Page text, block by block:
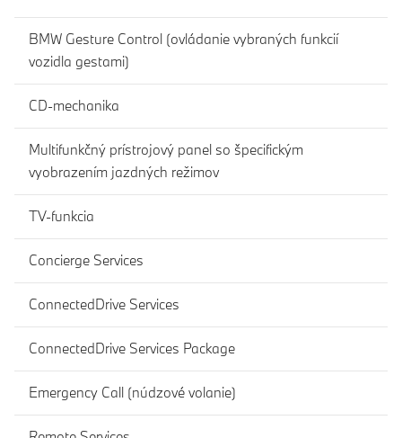
BMW Gesture Control (ovládanie vybraných funkcií
vozidla gestami)
CD-mechanika
Multifunkčný prístrojový panel so špecifickým
vyobrazením jazdných režimov
TV-funkcia
Concierge Services
ConnectedDrive Services
ConnectedDrive Services Package
Emergency Call (núdzové volanie)